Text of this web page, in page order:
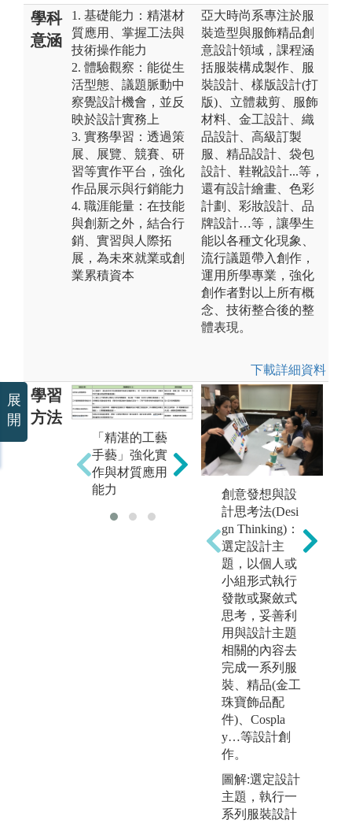
學科
意涵
1. 基礎能力：精湛材
質應用、掌握工法與
技術操作能力
2. 體驗觀察：能從生
活型態、議題脈動中
察覺設計機會，並反
映於設計實務上
3. 實務學習：透過策
展、展覽、競賽、研
習等實作平台，強化
作品展示與行銷能力
4. 職涯能量：在技能
與創新之外，結合行
銷、實習與人際拓
展，為未來就業或創
業累積資本
亞大時尚系專注於服
裝造型與服飾精品創
意設計領域，課程涵
括服裝構成製作、服
裝設計、樣版設計(打
版)、立體裁剪、服飾
材料、金工設計、織
品設計、高級訂製
服、精品設計、袋包
設計、鞋靴設計...等，
還有設計繪畫、色彩
計劃、彩妝設計、品
牌設計…等，讓學生
能以各種文化現象、
流行議題帶入創作，
運用所學專業，強化
創作者對以上所有概
念、技術整合後的整
體表現。
下載詳細資料
學習
方法
「精湛的工藝
手藝」強化實
作與材質應用
能力
「敏銳的設計
思維」培養設
計思維與生活
觀察力
創意發想與設
計思考法(Desi
gn Thinking)：
選定設計主
題，以個人或
小組形式執行
發散或聚斂式
思考，妥善利
用與設計主題
相關的內容去
完成一系列服
裝、精品(金工
珠寶飾品配
件)、Cospla
y…等設計創
作。
圖解:選定設計
主題，執行一
系列服裝設計
展
開